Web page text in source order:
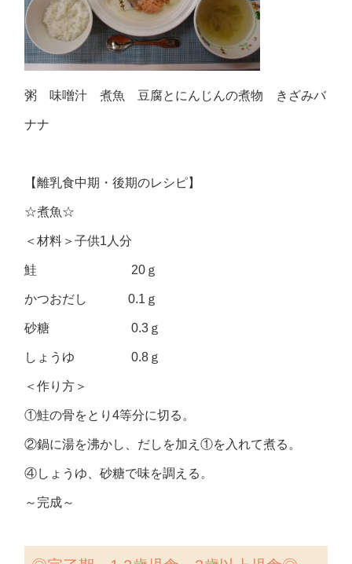
粥 味噌汁 煮魚 豆腐とにんじんの煮物 きざみバ
ナナ
【離乳食中期・後期のレシピ】
☆煮魚☆
＜材料＞子供1人分
鮭 20ｇ
かつおだし 0.1ｇ
砂糖 0.3ｇ
しょうゆ 0.8ｇ
＜作り方＞
①鮭の骨をとり4等分に切る。
②鍋に湯を沸かし、だしを加え①を入れて煮る。
④しょうゆ、砂糖で味を調える。
～完成～